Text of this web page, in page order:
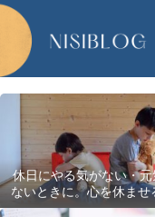
休日にやる気がない・
ないときに。心を休ませ
い過ごし方”5選